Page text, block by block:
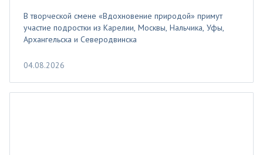
В творческой смене «Вдохновение природой» примут
участие подростки из Карелии, Москвы, Нальчика, Уфы,
Архангельска и Северодвинска
04.08.2026